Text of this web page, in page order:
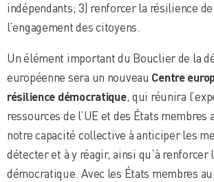
indépendants; 3) renforcer la résilience
l’engagement des citoyens.
Un élément important du Bouclier de la
européenne sera un nouveau Centre
résilience démocratique, qui réunira
ressources de l’UE et des États membres
notre capacité collective à anticiper les
détecter et à y réagir, ainsi qu’à renforcer
démocratique. Avec les États membres